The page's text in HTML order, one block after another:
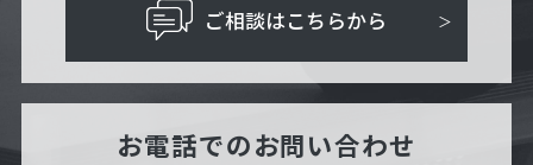
ご相談はこちらから
お電話でのお問い合わせ